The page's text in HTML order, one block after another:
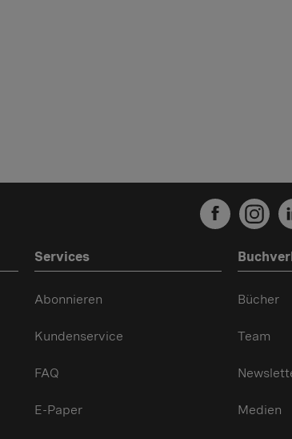
Services
Abonnieren
Kundenservice
FAQ
E-Paper
Bücher
Team
Medien